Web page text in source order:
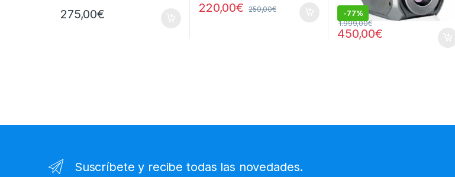
275,00€ 220,00€ 250,00€ -77%
450,00€
1.999,00€
Suscríbete y recibe todas las novedades.